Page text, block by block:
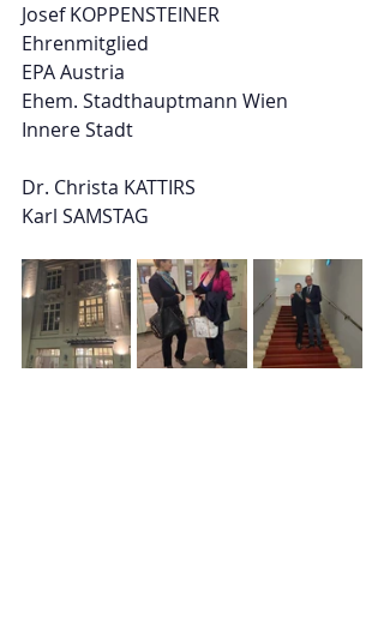
Josef KOPPENSTEINER
Ehrenmitglied
EPA Austria
Ehem. Stadthauptmann Wien
Innere Stadt
Dr. Christa KATTIRS
Karl SAMSTAG